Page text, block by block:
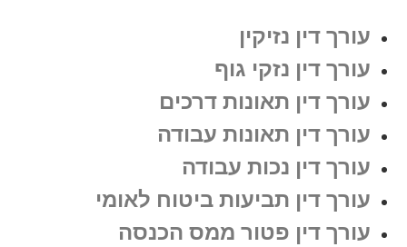
עורך דין נזיקין
עורך דין נזקי גוף
עורך דין תאונות דרכים
עורך דין תאונות עבודה
עורך דין נכות עבודה
עורך דין תביעות ביטוח לאומי
עורך דין פטור ממס הכנסה